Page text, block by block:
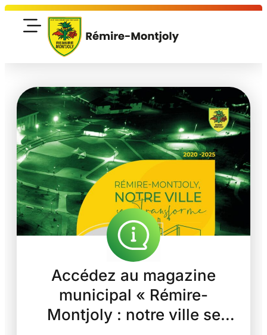
Accédez au magazine
municipal « Rémire-
Montjoly : notre ville se